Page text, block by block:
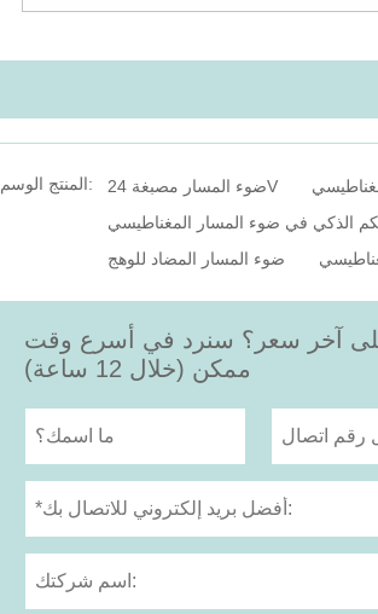
المنتج الوسم: ضوء المسار مصبغة 24V
الذكي في ضوء المسار المغناطيسي
ضوء المسار المضاد للوهج
آخر سعر؟ سنرد في أسرع وقت
ممكن (خلال 12 ساعة)